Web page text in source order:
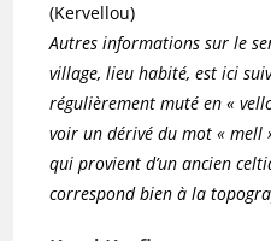
(Kervellou)
Autres informations sur le
village, lieu habité, est ici
régulièrement muté en «
voir un dérivé du mot « mell
qui provient d’un ancien
correspond bien à la